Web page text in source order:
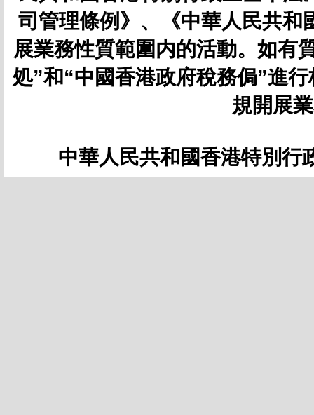
司管理條例》、《中華人民共和
展業務性質範圍内的活動。如有
処”和“中國香港政府稅務侷”進
規開展
中華人民共和國香港特別行